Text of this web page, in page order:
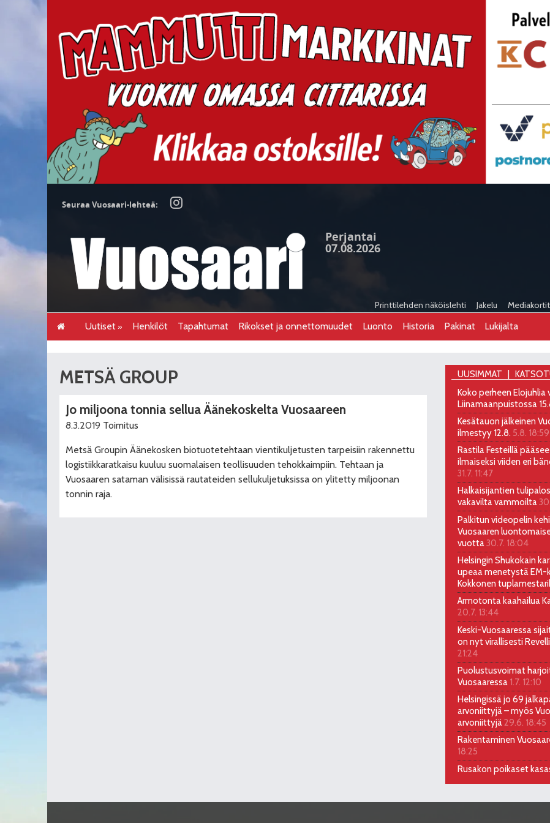
Seuraa Vuosaari-lehteä:
Perjantai
07.08.2026
Printtilehden näköislehti Jakelu Mediakortit
Uutiset Henkilöt Tapahtumat Rikokset ja onnettomuudet Luonto Historia Pakinat Lukijalta
METSÄ GROUP
Jo miljoona tonnia sellua Äänekoskelta Vuosaareen
8.3.2019 Toimitus
Metsä Groupin Äänekosken biotuotetehtaan vientikuljetusten tarpeisiin rakennettu
logistiikkaratkaisu kuuluu suomalaisen teollisuuden tehokkaimpiin. Tehtaan ja
Vuosaaren sataman välisissä rautateiden sellukuljetuksissa on ylitetty miljoonan
tonnin raja.
UUSIMMAT
Koko perheen Elojuhlia
Liinamaanpuistossa
Kesätauon jälkeinen
ilmestyy 12.8. 5.8. 18:59
Rastila Festeillä
ilmaiseksi viiden eri
31.7. 11:47
Halkaisijantien
vakavilta vammoilta
Palkitun videopelin
Vuosaaren
vuotta30.7. 18:04
Helsingin Shukokain
upeaa menetystä EM-
Kokkonen
Armotonta kaahailua
20.7. 13:44
Keski-Vuosaaressa
on nyt virallisesti
21:24
Puolustusvoimat
Vuosaaressa 1.7. 12:10
Helsingissä jo 69
arvoniittyjä – myös
arvoniittyjä29.6. 18:45
Rakentaminen
18:25
Rusakon poikaset